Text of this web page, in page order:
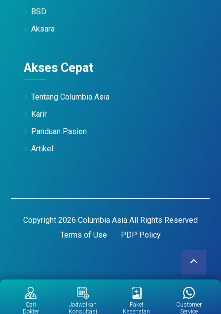
BSD
Aksara
Akses Cepat
Tentang Columbia Asia
Karir
Panduan Pasien
Artikel
Copyright 2026 Columbia Asia All Rights Reserved
Terms of Use
PDP Policy
Cari
Dokter
Jadwalkan
Konsultasi
Paket
Kesehatan
Customer
Service